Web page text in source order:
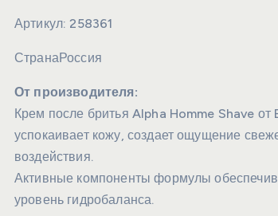
Артикул:258361
СтранаРоссия
От производителя:
Крем после бритья Alpha Homme Shave
успокаивает кожу, создает ощущение
воздействия.
Активные компоненты формулы
уровень гидробаланса.